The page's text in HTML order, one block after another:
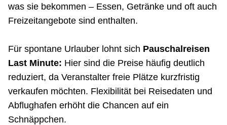
was sie bekommen – Essen, Getränke und oft auch
Freizeitangebote sind enthalten.
Für spontane Urlauber lohnt sich Pauschalreisen
Last Minute: Hier sind die Preise häufig deutlich
reduziert, da Veranstalter freie Plätze kurzfristig
verkaufen möchten. Flexibilität bei Reisedaten und
Abflughafen erhöht die Chancen auf ein
Schnäppchen.